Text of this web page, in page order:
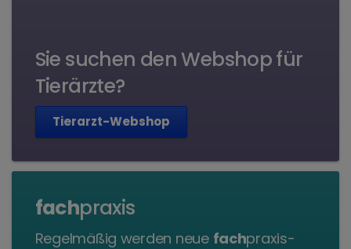
Sie suchen den Webshop für
Tierärzte?
Tierarzt-Webshop
fachpraxis
Regelmäßig werden neue fachpraxis-